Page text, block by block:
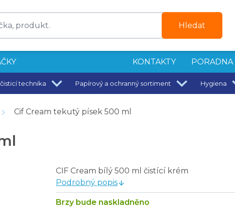
Hledat
KONTAKTY PORADNA
technika Papírový a ochranný sortiment Hygiena
5 ks
Cif Cream tekutý písek 500 ml
CIF Cream bílý 500 ml čistící krém
Podrobný popis
Brzy bude naskladněno